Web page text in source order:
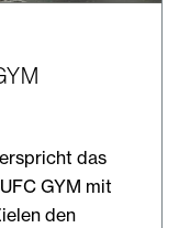
das
GYM mit
den